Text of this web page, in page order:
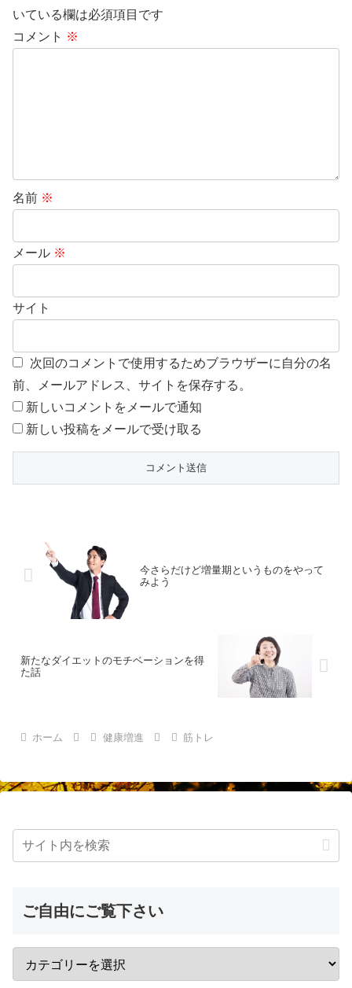
いている欄は必須項目です
コメント ※
名前 ※
メール ※
サイト
次回のコメントで使用するためブラウザーに自分の名
前、メールアドレス、サイトを保存する。
新しいコメントをメールで通知
新しい投稿をメールで受け取る
今さらだけど増量期というものをやって
みよう
新たなダイエットのモチベーションを得
た話
ホーム 健康増進 筋トレ
ご自由にご覧下さい